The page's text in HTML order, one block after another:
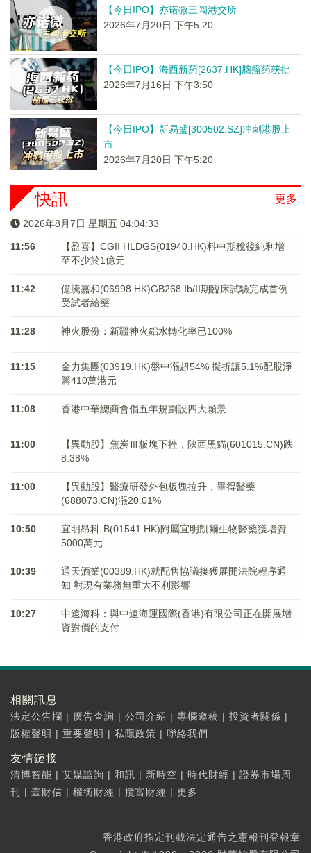
【今日IPO】亦诺微三闯港交所
2026年7月20日 下午5:20
【今日IPO】海西新药[2637.HK]脑瘤药获批
2026年7月16日 下午3:50
【今日IPO】新易盛[300502.SZ]冲刺港股上
市
2026年7月20日 下午5:20
更多
快訊
2026年8月7日 星期五 04:04:33
11:56
【盈喜】CGII HLDGS(01940.HK)料中期稅後純利增
至不少於1億元
11:42
億騰嘉和(06998.HK)GB268 Ib/II期臨床試驗完成首例
受試者給藥
11:28 神火股份：新疆神火鋁水轉化率已100%
11:15
金力集團(03919.HK)盤中漲超54% 擬折讓5.1%配股淨
籌410萬港元
11:08 香港中華總商會倡五年規劃設四大願景
11:00
【異動股】焦炭Ⅲ板塊下挫，陝西黑貓(601015.CN)跌
8.38%
11:00
【異動股】醫療研發外包板塊拉升，畢得醫藥
(688073.CN)漲20.01%
10:50
宜明昂科-B(01541.HK)附屬宜明凱爾生物醫藥獲增資
5000萬元
10:39
通天酒業(00389.HK)就配售協議接獲展開法院程序通
知 對現有業務無重大不利影響
10:27
中遠海科：與中遠海運國際(香港)有限公司正在開展增
資對價的支付
相關訊息
法定公告欄 | 廣告查詢 | 公司介紹 | 專欄邀稿 | 投資者關係 |
版權聲明 | 重要聲明 | 私隱政策 | 聯絡我們
友情鏈接
清博智能 | 艾媒諮詢 | 和訊 | 新時空 | 時代財經 | 證券市場周
刊
| 壹財信 | 權衡財經 | 攬富財經 | 更多...
香港政府指定刊載法定通告之憲報刊登報章